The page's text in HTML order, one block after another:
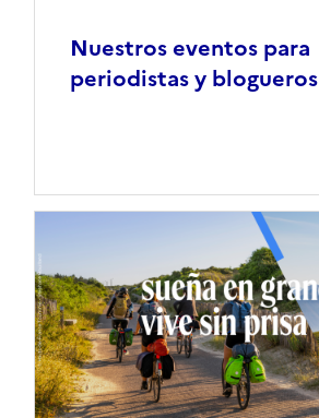
Nuestros eventos para
periodistas y blogueros